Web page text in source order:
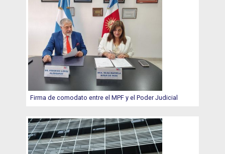
Firma de comodato entre el MPF y el Poder Judicial